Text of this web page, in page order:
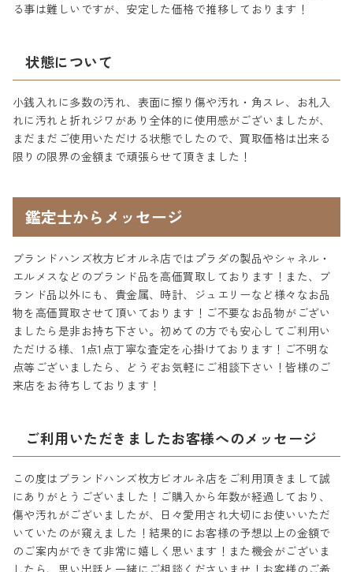
る事は難しいですが、安定した価格で推移しております！
状態について
小銭入れに多数の汚れ、表面に擦り傷や汚れ・角スレ、お札入
れに汚れと折れジワがあり全体的に使用感がございましたが、
まだまだご使用いただける状態でしたので、買取価格は出来る
限りの限界の金額まで頑張らせて頂きました！
鑑定士からメッセージ
ブランドハンズ枚方ビオルネ店ではプラダの製品やシャネル・
エルメスなどのブランド品を高価買取しております！また、ブ
ランド品以外にも、貴金属、時計、ジュエリーなど様々なお品
物を高価買取させて頂いております！ご不要なお品物がござい
ましたら是非お持ち下さい。初めての方でも安心してご利用い
ただける様、1点1点丁寧な査定を心掛けております！ご不明な
点等ございましたら、どうぞお気軽にご相談下さい！皆様のご
来店をお待ちしております！
ご利用いただきましたお客様へのメッセージ
この度はブランドハンズ枚方ビオルネ店をご利用頂きまして誠
にありがとうございました！ご購入から年数が経過しており、
傷や汚れがございましたが、日々愛用され大切にお使いいただ
いていたのが窺えました！結果的にお客様の予想以上の金額で
のご案内ができて非常に嬉しく思います！また機会がございま